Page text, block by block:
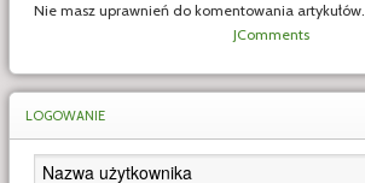
Nie masz uprawnień do komentowania artykułów.
JComments
LOGOWANIE